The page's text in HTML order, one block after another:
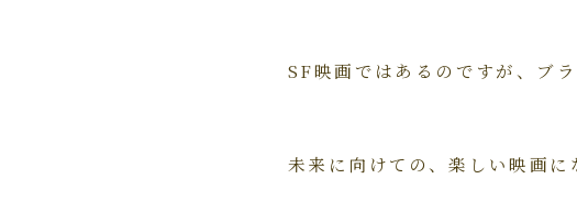
SF映画ではあるのですが、ブ
未来に向けての、楽しい映画に